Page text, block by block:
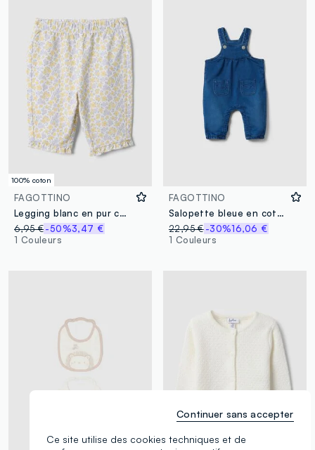
100% coton
FAGOTTINO
Legging blanc en pur coton bio avec imprimé floral
6,95 €-50%3,47 €
1 Couleurs
FAGOTTINO
Salopette bleue en coton stretch coupe regular pour bébés
22,95 € -30%16,06 €
1 Couleurs
Ce site utilise des cookies techniques et de
Continuer sans accepter